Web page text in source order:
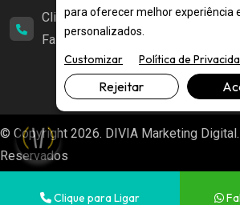
Clique para Ligar |
Fale por WhatsApp
© Copyright 2026. DIVIA Marketing
Reservados
Clique para Ligar
para oferecer melhor experiência
personalizados.
Customizar Política de
Rejeitar